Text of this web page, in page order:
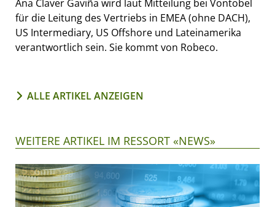
Ana Claver Gaviña wird laut Mitteilung bei Vontobel
für die Leitung des Vertriebs in EMEA (ohne DACH),
US Intermediary, US Offshore und Lateinamerika
verantwortlich sein. Sie kommt von Robeco.
ALLE ARTIKEL ANZEIGEN
WEITERE ARTIKEL IM RESSORT «NEWS»